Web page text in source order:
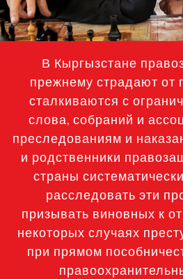
В Кыргызстане
прежнему страдают от
сталкиваются с
слова, собраний и
преследованиям и
и родственники
страны
расследовать эти
призывать виновных к
некоторых случаях
при прямом